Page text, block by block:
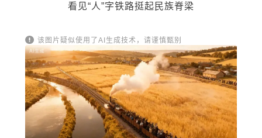
看见“人”字铁路挺起民族脊梁
该图片疑似使用了AI生成技术，请谨慎甄别